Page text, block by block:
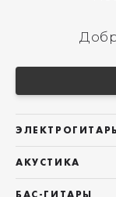
Telecaster
АКУСТИКА